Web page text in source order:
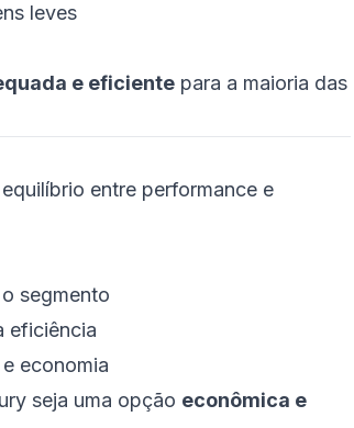
leves
e eficiente para a maioria das
entre performance e
segmento
eficiência
economia
seja uma opção econômica e